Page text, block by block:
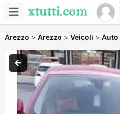
Arezzo > Arezzo > Veicoli > Auto